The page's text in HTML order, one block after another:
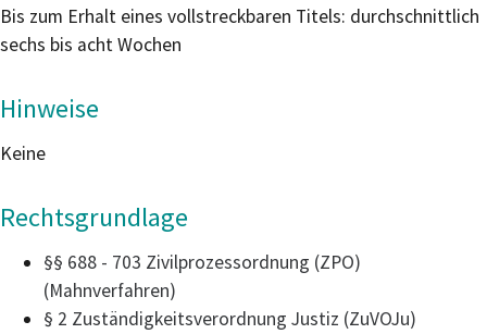
Bis zum Erhalt eines vollstreckbaren Titels: durchschnittlich
sechs bis acht Wochen
Hinweise
Keine
Rechtsgrundlage
§§ 688 - 703 Zivilprozessordnung (ZPO)
(Mahnverfahren)
§ 2 Zuständigkeitsverordnung Justiz (ZuVOJu)